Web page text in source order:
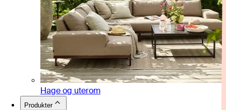
Hage og uterom
Produkter